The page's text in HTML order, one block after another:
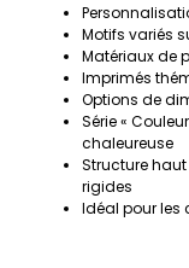
Motifs variés
Matériaux de
Imprimés
Options de
Série «
chaleureuse
Structure
rigides
Idéal pour les